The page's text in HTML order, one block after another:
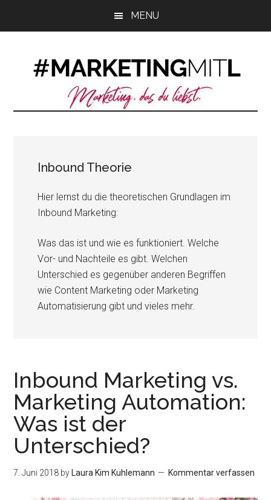
MENU
Inbound Theorie
Hier lernst du die theoretischen Grundlagen im
Inbound Marketing:
Was das ist und wie es funktioniert. Welche
Vor- und Nachteile es gibt. Welchen
Unterschied es gegenüber anderen Begriffen
wie Content Marketing oder Marketing
Automatisierung gibt und vieles mehr.
Inbound Marketing vs.
Marketing Automation:
Was ist der
Unterschied?
7. Juni 2018 by Laura Kim Kuhlemann Kommentar verfassen